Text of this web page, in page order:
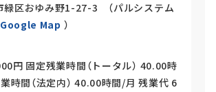
緑区おゆみ野1-27-3 （パルシステム
Google Map ）
円 固定残業時間（トータル） 40.00時
時間（法定内） 40.00時間/月 残業代 6